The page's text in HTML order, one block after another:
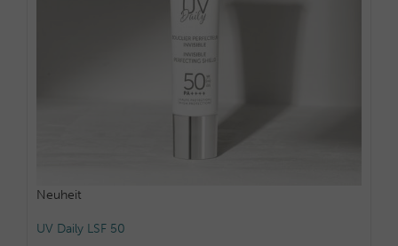
Neuheit
UV Daily LSF 50